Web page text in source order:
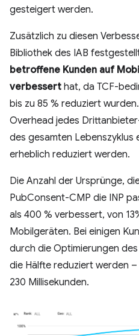
gesteigert werden.
Zusätzlich zu diesen
Bibliothek des IAB
betroffene Kunden auf
verbessert hat, da TCF-
bis zu 85 % reduziert
Overhead jedes
des gesamten Lebenszyklus
erheblich reduziert werden.
Die Anzahl der Ursprünge,
PubConsent-CMP die INP
als 400 % verbessert, von
Mobilgeräten. Bei einigen
durch die Optimierungen des
die Hälfte reduziert werden
230 Millisekunden.